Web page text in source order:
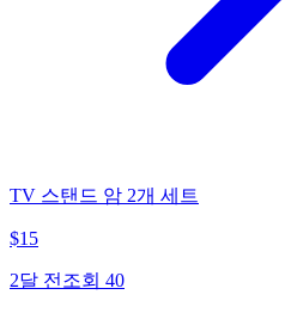
TV 스탠드 암 2개 세트
$15
2달 전 조회 40